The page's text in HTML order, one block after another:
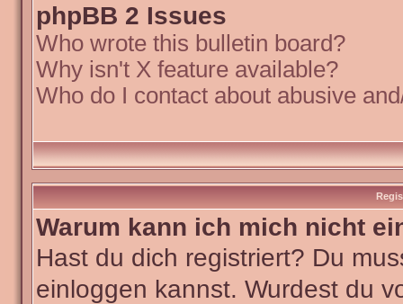
phpBB 2 Issues
Who wrote this bulletin board?
Why isn't X feature available?
Who do I contact about abusive
Warum kann ich mich nicht
Hast du dich registriert? Du
einloggen kannst. Wurdest du